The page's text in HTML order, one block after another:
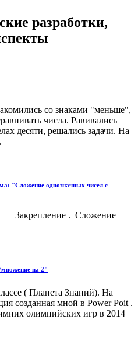
разработки,
со знаками "меньше",
числа. Равивались
десяти, решались задачи. На
"Сложение однозначных чисел с
Закрепление . Сложение
на 2"
( Планета Знаний). На
созданная мной в Power Poit .
олимпийских игр в 2014